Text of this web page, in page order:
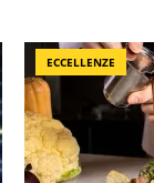
ECCELLENZE